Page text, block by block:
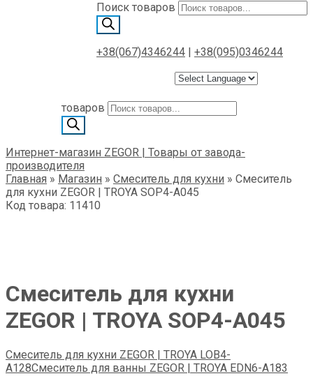
Поиск товаров
+38(067)4346244 +38(095)0346244
товаров
Интернет-магазин ZEGOR | Товары от завода-
производителя
Главная » Магазин » Смеситель для кухни » Смеситель
для кухни ZEGOR | TROYA SOP4-A045
Код товара: 11410
Смеситель для кухни
ZEGOR | TROYA SOP4-A045
Смеситель для кухни ZEGOR | TROYA LOB4-
A128Смеситель для ванны ZEGOR | TROYA EDN6-А183